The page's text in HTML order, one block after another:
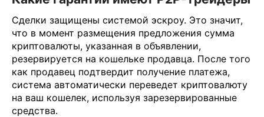
Сделки защищены системой эскроу. Это значит,
что в момент размещения предложения сумма
криптовалюты, указанная в объявлении,
резервируется на кошельке продавца. После того
как продавец подтвердит получение платежа,
система автоматически переведет криптовалюту
на ваш кошелек, используя зарезервированные
средства.